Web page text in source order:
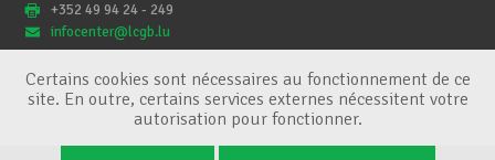
+352 49 94 24 - 249
infocenter@lcgb.lu
Certains cookies sont nécessaires au fonctionnement de ce
site. En outre, certains services externes nécessitent votre
autorisation pour fonctionner.